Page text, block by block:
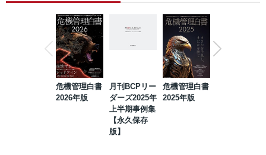
危機管理白書
2026年版
月刊BCPリー
ダーズ2025年
上半期事例集
【永久保存
版】
危機管理白書
2025年版